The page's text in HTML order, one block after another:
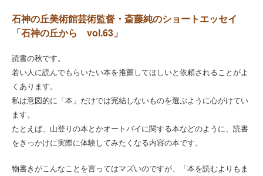
石神の丘美術館芸術監督・斎藤純のショートエッセイ
「石神の丘から vol.63」
読書の秋です。
若い人に読んでもらいたい本を推薦してほしいと依頼されることがよ
くあります。
私は意図的に「本」だけでは完結しないものを選ぶように心がけてい
ます。
たとえば、山登りの本とかオートバイに関する本などのように、読書
をきっかけに実際に体験してみたくなる内容の本です。
物書きがこんなことを言ってはマズいのですが、「本を読むよりもま